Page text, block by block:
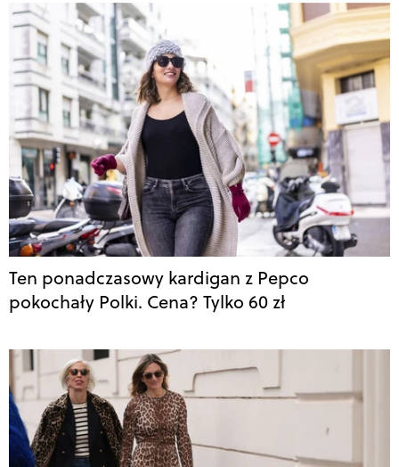
Ten ponadczasowy kardigan z Pepco
pokochały Polki. Cena? Tylko 60 zł